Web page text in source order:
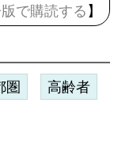
で購読する 】
圏 高齢者